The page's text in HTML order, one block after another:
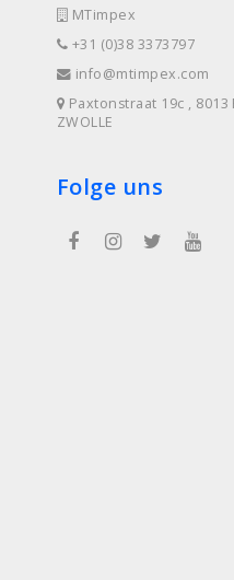
MTimpex
+31 (0)38 3373797
info@mtimpex.com
Paxtonstraat 19c , 8013
ZWOLLE
Folge uns